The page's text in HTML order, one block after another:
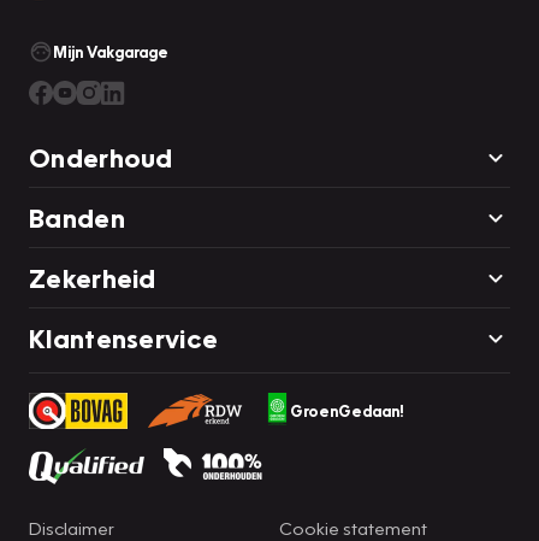
Mijn Vakgarage
Onderhoud
Banden
Zekerheid
Klantenservice
GroenGedaan!
Disclaimer Cookie statement